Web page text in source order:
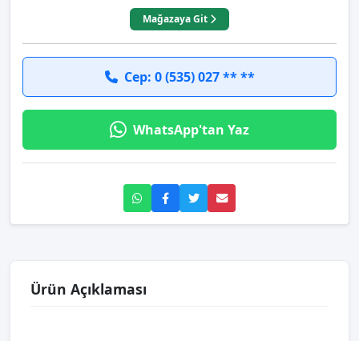
Mağazaya Git
Cep: 0 (535) 027 ** **
WhatsApp'tan Yaz
Ürün Açıklaması